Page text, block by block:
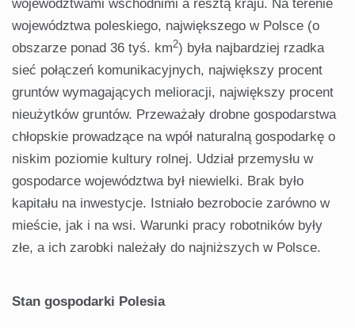
województwami wschodnimi a resztą kraju. Na terenie
województwa poleskiego, największego w Polsce (o
obszarze ponad 36 tyś. km2) była najbardziej rzadka
sieć połączeń komunikacyjnych, największy procent
gruntów wymagających melioracji, największy procent
nieużytków gruntów. Przeważały drobne gospodarstwa
chłopskie prowadzące na wpół naturalną gospodarkę o
niskim poziomie kultury rolnej. Udział przemysłu w
gospodarce województwa był niewielki. Brak było
kapitału na inwestycje. Istniało bezrobocie zarówno w
mieście, jak i na wsi. Warunki pracy robotników były
złe, a ich zarobki należały do najniższych w Polsce.
Stan gospodarki Polesia